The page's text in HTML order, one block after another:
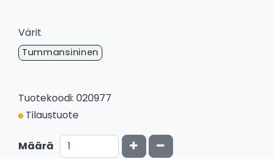
Värit
Tummansininen
Tuotekoodi: 020977
Tilaustuote
Määrä Kasvata määrää
Vähennä määrää